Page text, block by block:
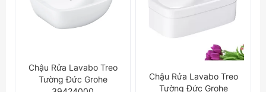
Chậu Rửa Lavabo Treo
Tường Đức Grohe
Chậu Rửa Lavabo Treo
Tường Đức Grohe